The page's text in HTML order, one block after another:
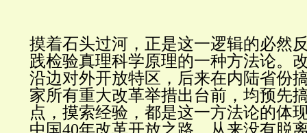
摸着石头过河，正是这一逻辑的必然
践检验真理科学原理的一种方法论。
沿边对外开放特区，后来在内陆省份
家所有重大改革举措出台前，均预先
点，摸索经验，都是这一方法论的体